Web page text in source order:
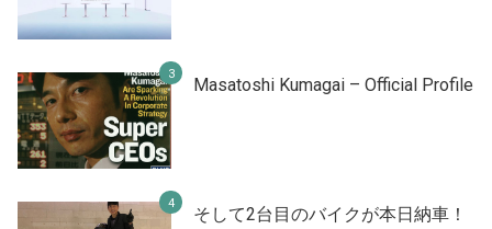
Masatoshi Kumagai – Official Profile
そして2台目のバイクが本日納車！